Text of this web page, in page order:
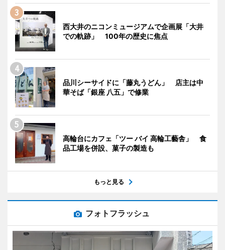
西大井のニコンミュージアムで企画展「大井
での軌跡」 100年の歴史に焦点
品川シーサイドに「藤丸うどん」 店主は中
華そば「銀座 八五」で修業
高輪台にカフェ「ツー バイ 高輪工藝舎」 食
品工場を併設、菓子の製造も
もっと見る
フォトフラッシュ